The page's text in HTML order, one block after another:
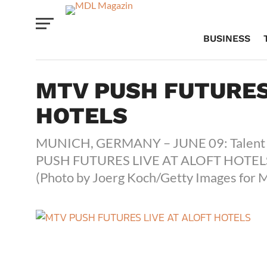
BUSINESS
MTV PUSH
HOTELS
MUNICH, GERMANY – JUNE 09:
PUSH FUTURES LIVE AT ALOFT
(Photo by Joerg Koch/Getty Images for